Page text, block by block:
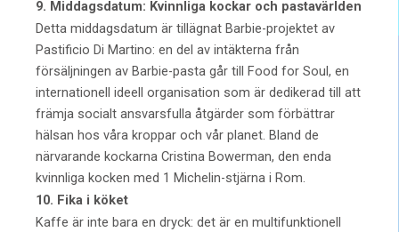
9. Middagsdatum: Kvinnliga kockar och pastavärlden
Detta middagsdatum är tillägnat Barbie-projektet av
Pastificio Di Martino: en del av intäkterna från
försäljningen av Barbie-pasta går till Food for Soul, en
internationell ideell organisation som är dedikerad till att
främja socialt ansvarsfulla åtgärder som förbättrar
hälsan hos våra kroppar och vår planet. Bland de
närvarande kockarna Cristina Bowerman, den enda
kvinnliga kocken med 1 Michelin-stjärna i Rom.
10. Fika i köket
Kaffe är inte bara en dryck: det är en multifunktionell